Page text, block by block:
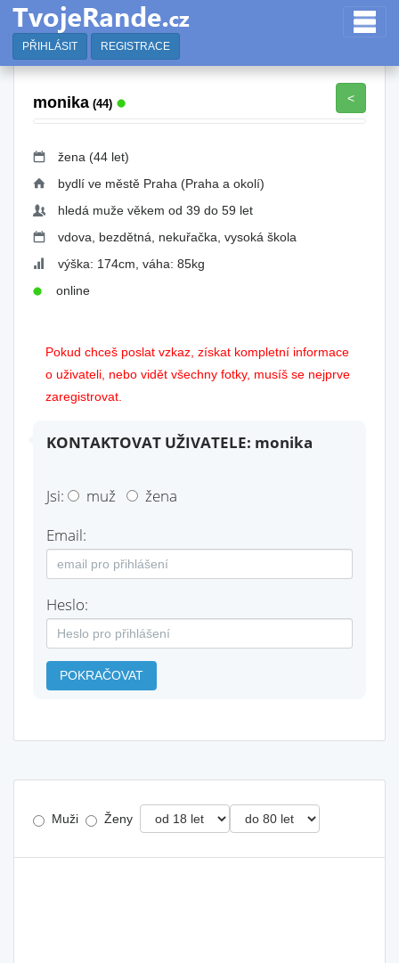
PŘIHLÁSIT REGISTRACE
monika (44) <
žena (44 let)
bydlí ve městě Praha (Praha a okolí)
hledá muže věkem od 39 do 59 let
vdova, bezdětná, nekuřačka, vysoká škola
výška: 174cm, váha: 85kg
online
Pokud chceš poslat vzkaz, získat kompletní informace
o uživateli, nebo vidět všechny fotky, musíš se nejprve
zaregistrovat.
KONTAKTOVAT UŽIVATELE: monika
Jsi: muž
žena
Email:
Heslo:
POKRAČOVAT
Muži Ženy